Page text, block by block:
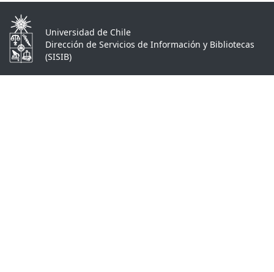
Universidad de Chile
Dirección de Servicios de Información y Bibliotecas
(SISIB)